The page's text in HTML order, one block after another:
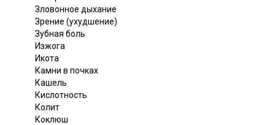
Зловонное дыхание
Зрение (ухудшение)
Зубная боль
Изжога
Икота
Камни в почках
Кашель
Кислотность
Колит
Коклюш